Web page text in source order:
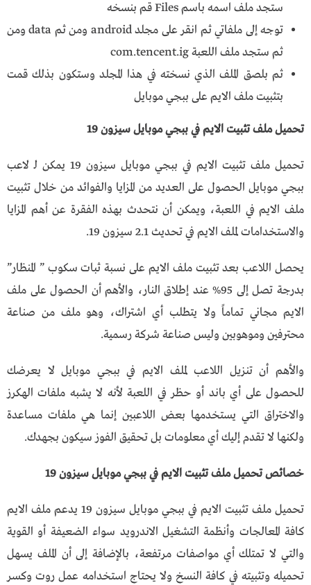
ستجد ملف اسمه باسم Files قم بنسخه
توجه إلى ملفاتي ثم انقر على مجلد android ومن ثم data ومن
ثم ستجد ملف اللعبة com.tencent.ig
ثم بلصق الملف الذي نسخته في هذا المجلد وستكون بذلك قمت
بتثبيت ملف الايم على ببجي موبايل
تحميل ملف تثبيت الايم في ببجي موبايل سيزون 19
تحميل ملف تثبيت الايم في ببجي موبايل سيزون 19 يمكن لـ لاعب
ببجي موبايل الحصول على العديد من المزايا والفوائد من خلال تثبيت
ملف الايم في اللعبة، ويمكن أن نتحدث بهذه الفقرة عن أهم المزايا
والاستخدامات لملف الايم في تحديث 2.1 سيزون 19.
يحصل اللاعب بعد تثبيت ملف الايم على نسبة ثبات سكوب ” المنظار”
بدرجة تصل إلى 95% عند إطلاق النار، والأهم أن الحصول على ملف
الايم مجاني تماماً ولا يتطلب أي اشتراك، وهو ملف من صناعة
محترفين وموهوبين وليس صناعة شركة رسمية.
والأهم أن تنزيل اللاعب لملف الايم في ببجي موبايل لا يعرضك
للحصول على أي باند أو حظر في اللعبة لأنه لا يشبه ملفات الهكرز
والاختراق التي يستخدمها بعض اللاعبين إنما هي ملفات مساعدة
ولكنها لا تقدم إليك أي معلومات بل تحقيق الفوز سيكون بجهدك.
خصائص تحميل ملف تثبيت الايم في ببجي موبايل سيزون 19
تحميل ملف تثبيت الايم في ببجي موبايل سيزون 19 يدعم ملف الايم
كافة المعالجات وأنظمة التشغيل الاندرويد سواء الضعيفة أو القوية
والتي لا تمتلك أي مواصفات مرتفعة، بالإضافة إلى أن الملف يسهل
تحميله وتثبيته في كافة النسخ ولا يحتاج استخدامه عمل روت وكسر